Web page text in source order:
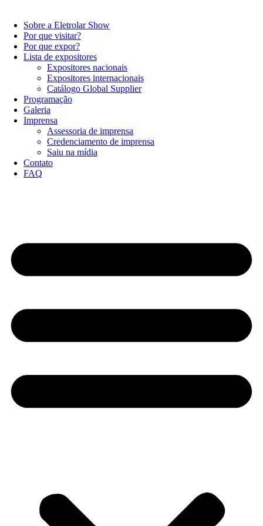
Sobre a Eletrolar Show
Por que visitar?
Por que expor?
Lista de expositores
Expositores nacionais
Expositores internacionais
Catálogo Global Supplier
Programação
Galeria
Imprensa
Assessoria de imprensa
Credenciamento de imprensa
Saiu na mídia
Contato
FAQ